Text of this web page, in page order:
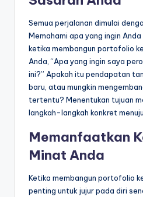
Semua perjalanan dimulai
Memahami apa yang ingin
ketika membangun portofolio
Anda, “Apa yang ingin saya
ini?” Apakah itu pendapatan
baru, atau mungkin
tertentu? Menentukan tujuan
langkah-langkah konkret
Memanfaatkan
Minat Anda
Ketika membangun portofolio
penting untuk jujur pada diri